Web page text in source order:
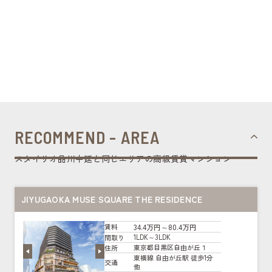
RECOMMEND - AREA
スタイリオ品川中延と同じエリアの高級賃貸マンション
JIYUGAOKA MUSE SQUARE THE RESIDENCE
賃料 34.4万円～80.4万円
間取り
1LDK～3LDK
住所
東京都目黒区自由が丘１
交通
東横線 自由が丘駅 徒歩1分
他